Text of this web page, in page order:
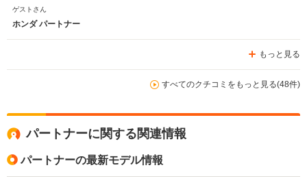
ゲストさん
ホンダ パートナー
もっと見る
すべてのクチコミをもっと見る(48件)
パートナーに関する関連情報
パートナーの最新モデル情報